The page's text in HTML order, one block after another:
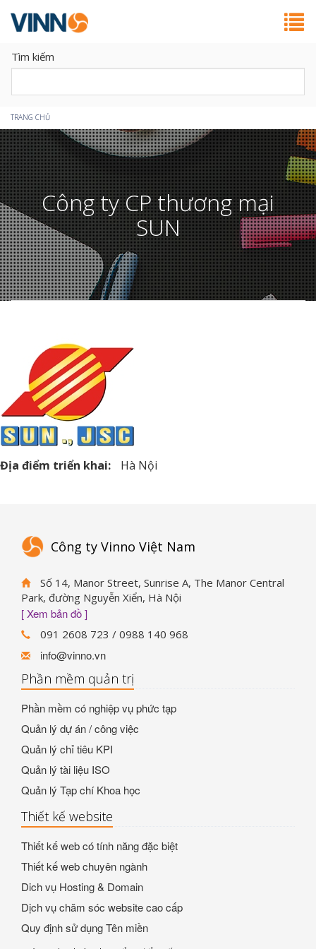
Tìm kiếm
Bạn
đang
ở
đây
TRANG CHỦ
Công ty CP thương mại
SUN
Địa điểm triển khai: Hà Nội
Công ty Vinno Việt Nam
Số 14, Manor Street, Sunrise A, The Manor Central
Park, đường Nguyễn Xiển, Hà Nội
[ Xem bản đồ ]
091 2608 723 / 0988 140 968
info@vinno.vn
Phần mềm quản trị
Phần mềm có nghiệp vụ phức tạp
Quản lý dự án / công việc
Quản lý chỉ tiêu KPI
Quản lý tài liệu ISO
Quản lý Tạp chí Khoa học
Thiết kế website
Thiết kế web có tính năng đặc biệt
Thiết kế web chuyên ngành
Dich vụ Hosting & Domain
Dịch vụ chăm sóc website cao cấp
Quy định sử dụng Tên miền